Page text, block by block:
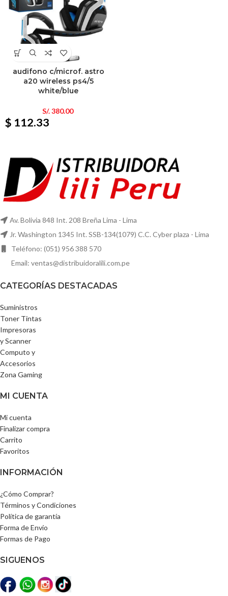
audifono c/microf. astro
a20 wireless ps4/5
white/blue
S/.380.00
$ 112.33
Av. Bolivia 848 Int. 208 Breña Lima - Lima
Jr. Washington 1345 Int. SSB-134(1079) C.C. Cyber plaza - Lima
Teléfono: (051) 956 388 570
Email: ventas@distribuidoralili.com.pe
CATEGORÍAS DESTACADAS
Suministros
Toner Tintas
Impresoras
y Scanner
Computo y
Accesorios
Zona Gaming
MI CUENTA
Mi cuenta
Finalizar compra
Carrito
Favoritos
INFORMACIÓN
¿Cómo Comprar?
Términos y Condiciones
Política de garantía
Forma de Envío
Formas de Pago
SIGUENOS